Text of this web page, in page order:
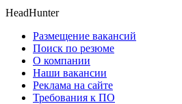
HeadHunter
Размещение вакансий
Поиск по резюме
О компании
Наши вакансии
Реклама на сайте
Требования к ПО